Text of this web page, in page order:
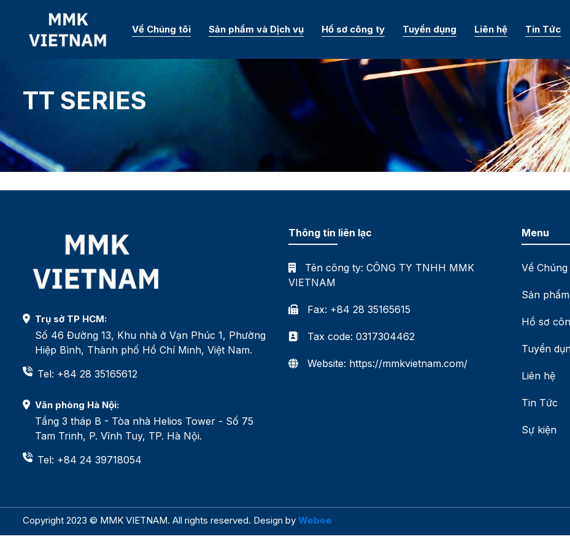
Về Chúng tôi Sản phẩm và Dịch vụ Hồ sơ công ty Tuyển dụng Liên hệ Tin Tức
TT SERIES
Trụ sở TP HCM:
Số 46 Đường 13, Khu nhà ở Vạn Phúc 1, Phường
Hiệp Bình, Thành phố Hồ Chí Minh, Việt Nam.
Tel: +84 28 35165612
Văn phòng Hà Nội:
Tầng 3 tháp B - Tòa nhà Helios Tower - Số 75
Tam Trinh, P. Vĩnh Tuy, TP. Hà Nội.
Tel: +84 24 39718054
Thông tin liên lạc
Tên công ty:CÔNG TY TNHH MMK
VIETNAM
Fax: +84 28 35165615
Tax code: 0317304462
Website: https://mmkvietnam.com/
Menu
Về Chúng
Sản
Hồ sơ
Tuyển
Liên hệ
Tin Tức
Sự kiện
Copyright 2023 © MMK VIETNAM. All rights reserved. Design by Webee